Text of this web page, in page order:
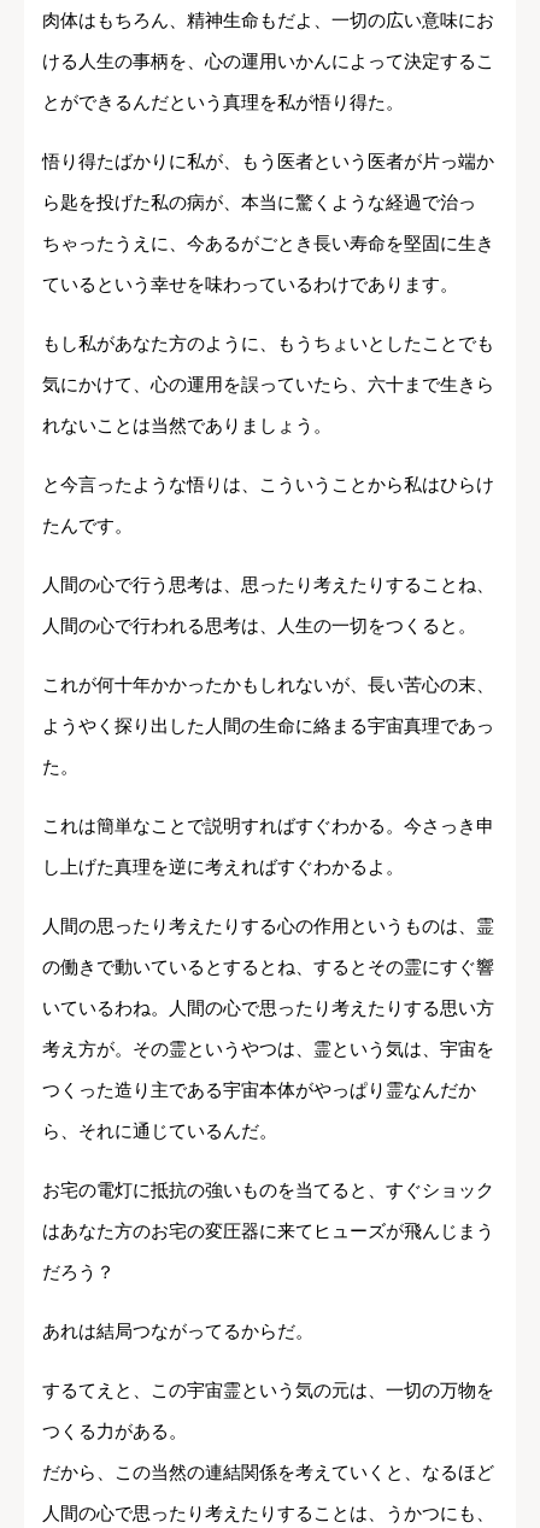
肉体はもちろん、精神生命もだよ、一切の広い意味にお
ける人生の事柄を、心の運用いかんによって決定するこ
とができるんだという真理を私が悟り得た。
悟り得たばかりに私が、もう医者という医者が片っ端か
ら匙を投げた私の病が、本当に驚くような経過で治っ
ちゃったうえに、今あるがごとき長い寿命を堅固に生き
ているという幸せを味わっているわけであります。
もし私があなた方のように、もうちょいとしたことでも
気にかけて、心の運用を誤っていたら、六十まで生きら
れないことは当然でありましょう。
と今言ったような悟りは、こういうことから私はひらけ
たんです。
人間の心で行う思考は、思ったり考えたりすることね、
人間の心で行われる思考は、人生の一切をつくると。
これが何十年かかったかもしれないが、長い苦心の末、
ようやく探り出した人間の生命に絡まる宇宙真理であっ
た。
これは簡単なことで説明すればすぐわかる。今さっき申
し上げた真理を逆に考えればすぐわかるよ。
人間の思ったり考えたりする心の作用というものは、霊
の働きで動いているとするとね、するとその霊にすぐ響
いているわね。人間の心で思ったり考えたりする思い方
考え方が。その霊というやつは、霊という気は、宇宙を
つくった造り主である宇宙本体がやっぱり霊なんだか
ら、それに通じているんだ。
お宅の電灯に抵抗の強いものを当てると、すぐショック
はあなた方のお宅の変圧器に来てヒューズが飛んじまう
だろう？
あれは結局つながってるからだ。
するてえと、この宇宙霊という気の元は、一切の万物を
つくる力がある。
だから、この当然の連結関係を考えていくと、なるほど
人間の心で思ったり考えたりすることは、うかつにも、